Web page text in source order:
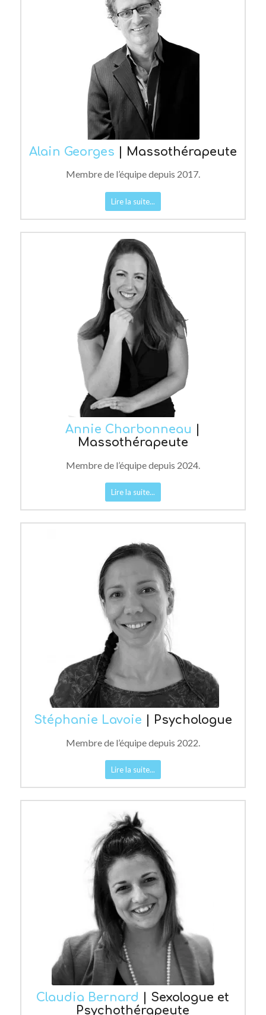
Alain Georges | Massothérapeute
Membre de l’équipe depuis 2017.
Lire la suite...
Annie Charbonneau
Massothérapeute
Membre de l’équipe depuis 2024.
Lire la suite...
Stéphanie Lavoie | Psychologue
Membre de l’équipe depuis 2022.
Lire la suite...
Claudia Bernard
| Sexologue et
Psychothérapeute